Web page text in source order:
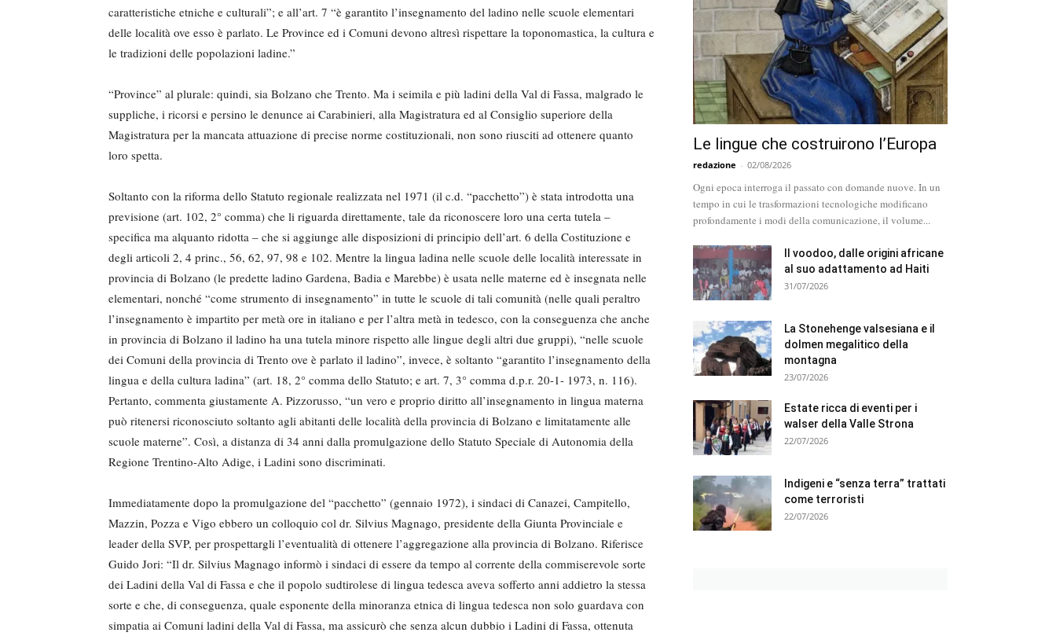
caratteristiche etniche e culturali”; e all’art. 7 “è garantito l’insegnamento del ladino nelle scuole elementari
delle località ove esso è parlato. Le Province ed i Comuni devono altresì rispettare la toponomastica, la cultura e
le tradizioni delle popolazioni ladine.”
“Province” al plurale: quindi, sia Bolzano che Trento. Ma i seimila e più ladini della Val di Fassa, malgrado le
suppliche, i ricorsi e persino le denunce ai Carabinieri, alla Magistratura ed al Consiglio superiore della
Magistratura per la mancata attuazione di precise norme costituzionali, non sono riusciti ad ottenere quanto
loro spetta.
Soltanto con la riforma dello Statuto regionale realizzata nel 1971 (il c.d. “pacchetto”) è stata introdotta una
previsione (art. 102, 2° comma) che li riguarda direttamente, tale da riconoscere loro una certa tutela –
specifica ma alquanto ridotta – che si aggiunge alle disposizioni di principio dell’art. 6 della Costituzione e
degli articoli 2, 4 princ., 56, 62, 97, 98 e 102. Mentre la lingua ladina nelle scuole delle località interessate in
provincia di Bolzano (le predette ladino Gardena, Badia e Marebbe) è usata nelle materne ed è insegnata nelle
elementari, nonché “come strumento di insegnamento” in tutte le scuole di tali comunità (nelle quali peraltro
l’insegnamento è impartito per metà ore in italiano e per l’altra metà in tedesco, con la conseguenza che anche
in provincia di Bolzano il ladino ha una tutela minore rispetto alle lingue degli altri due gruppi), “nelle scuole
dei Comuni della provincia di Trento ove è parlato il ladino”, invece, è soltanto “garantito l’insegnamento della
lingua e della cultura ladina” (art. 18, 2° comma dello Statuto; e art. 7, 3° comma d.p.r. 20-1- 1973, n. 116).
Pertanto, commenta giustamente A. Pizzorusso, “un vero e proprio diritto all’insegnamento in lingua materna
può ritenersi riconosciuto soltanto agli abitanti delle località della provincia di Bolzano e limitatamente alle
scuole materne”. Così, a distanza di 34 anni dalla promulgazione dello Statuto Speciale di Autonomia della
Regione Trentino-Alto Adige, i Ladini sono discriminati.
Immediatamente dopo la promulgazione del “pacchetto” (gennaio 1972), i sindaci di Canazei, Campitello,
Mazzin, Pozza e Vigo ebbero un colloquio col dr. Silvius Magnago, presidente della Giunta Provinciale e
leader della SVP, per prospettargli l’eventualità di ottenere l’aggregazione alla provincia di Bolzano. Riferisce
Guido Jori: “Il dr. Silvius Magnago informò i sindaci di essere da tempo al corrente della commiserevole sorte
dei Ladini della Val di Fassa e che il popolo sudtirolese di lingua tedesca aveva sofferto anni addietro la stessa
sorte e che, di conseguenza, quale esponente della minoranza etnica di lingua tedesca non solo guardava con
simpatia ai Comuni ladini della Val di Fassa, ma assicurò che senza alcun dubbio i Ladini di Fassa, ottenuta
Le lingue che costruirono l’Europa
redazione - 02/08/2026
Ogni epoca interroga il passato con domande nuove. In un
tempo in cui le trasformazioni tecnologiche modificano
profondamente i modi della comunicazione, il volume...
Il voodoo, dalle origini africane
al suo adattamento ad Haiti
31/07/2026
La Stonehenge valsesiana e il
dolmen megalitico della
montagna
23/07/2026
Estate ricca di eventi per i
walser della Valle Strona
22/07/2026
Indigeni e “senza terra” trattati
come terroristi
22/07/2026